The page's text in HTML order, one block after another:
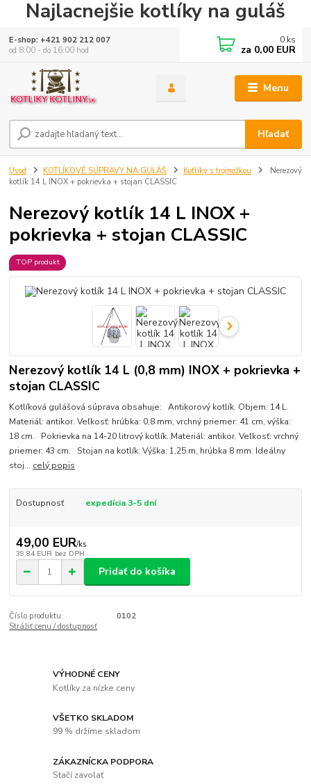
Najlacnejšie kotlíky na guláš
Menu
Hľadať
E-shop: +421 902 212 007
od 8:00 - do 16:00 hod
0 ks
za 0,00 EUR
Úvod KOTLÍKOVÉ SÚPRAVY NA GULÁŠ Kotlíky s trojnožkou
Nerezový
kotlík 14 L INOX + pokrievka + stojan CLASSIC
Nerezový kotlík 14 L INOX +
pokrievka + stojan CLASSIC
TOP produkt
Nerezový kotlík 14 L (0,8 mm) INOX + pokrievka +
stojan CLASSIC
Kotlíková gulášová súprava obsahuje: Antikorový kotlík. Objem: 14 L.
Materiál: antikor. Veľkosť: hrúbka: 0,8 mm, vrchný priemer: 41 cm, výška:
18 cm. Pokrievka na 14-20 litrový kotlík. Materiál: antikor. Veľkosť: vrchný
priemer: 43 cm. Stojan na kotlík. Výška: 1,25 m, hrúbka 8 mm. Ideálny
stoj... celý popis
Dostupnosť expedícia 3-5 dní
49,00 EUR/ks
39,84 EUR bez DPH
Pridať do košíka
Číslo produktu:
0102
Strážiť cenu / dostupnosť
VÝHODNÉ CENY
Kotlíky za nízke ceny
VŠETKO SKLADOM
99 % držíme skladom
ZÁKAZNÍCKA PODPORA
Stačí zavolať